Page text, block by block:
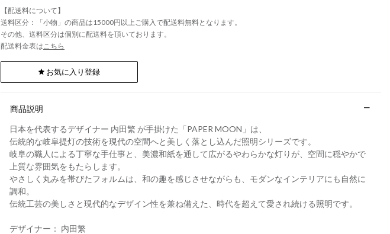
【配送料について】
送料区分：「小物」の商品は15000円以上ご購入で配送料無料となります。
その他、送料区分は個別に配送料を頂いております。
配送料金表はこちら
お気に入り登録
商品説明
日本を代表するデザイナー 内田繁 が手掛けた「PAPER MOON」は、
伝統的な岐阜提灯の技術を現代の空間へと美しく落とし込んだ照明シリーズです。
岐阜の職人による丁寧な手仕事と、美濃和紙を通して広がるやわらかな灯りが、空間に穏やかで
上質な雰囲気をもたらします。
やさしく丸みを帯びたフォルムは、和の趣を感じさせながらも、モダンなインテリアにも自然に
調和。
伝統工芸の美しさと現代的なデザイン性を兼ね備えた、時代を超えて愛され続ける照明です。
デザイナー： 内田繁